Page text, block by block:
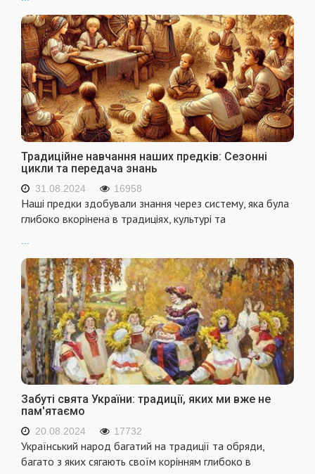
Традиційне навчання наших предків: Сезонні
цикли та передача знань
31.08.2024 16958
Наші предки здобували знання через систему, яка була
глибоко вкорінена в традиціях, культурі та
Забуті свята України: традиції, яких ми вже не
пам'ятаємо
20.08.2024 17732
Український народ багатий на традиції та обряди,
багато з яких сягають своїм корінням глибоко в